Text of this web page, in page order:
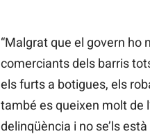
“Malgrat que el govern ho
comerciants dels barris
els furts a botigues, els
també es queixen molt de
delinqüència i no se’ls